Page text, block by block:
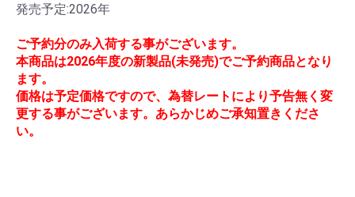
発売予定:2026年
ご予約分のみ入荷する事がございます。
本商品は2026年度の新製品(未発売)でご予約商品となり
ます。
価格は予定価格ですので、為替レートにより予告無く変
更する事がございます。あらかじめご承知置きくださ
い。